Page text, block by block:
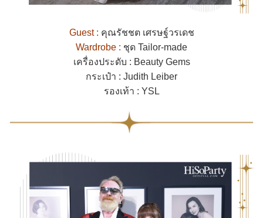
Guest : คุณรัชชต เศรษฐ์วรเดช
Wardrobe : ชุด Tailor-made
เครื่องประดับ : Beauty Gems
กระเป๋า : Judith Leiber
รองเท้า : YSL